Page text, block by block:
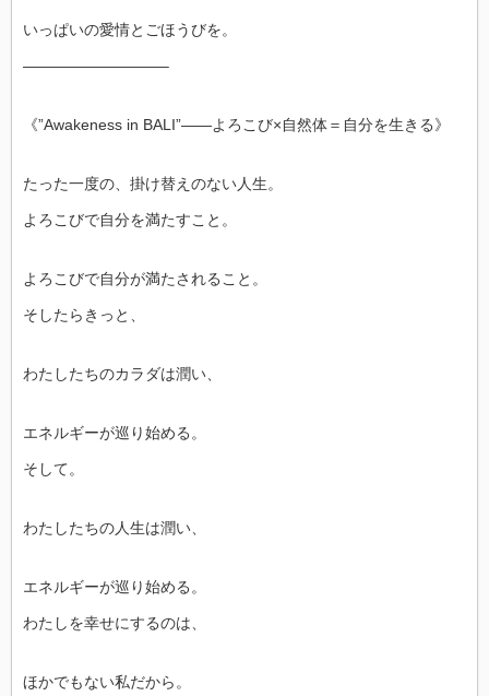
いっぱいの愛情とごほうびを。
—————————–
《”Awakeness in BALI”――よろこび×自然体＝自分を生きる》
たった一度の、掛け替えのない人生。
よろこびで自分を満たすこと。
よろこびで自分が満たされること。
そしたらきっと、
わたしたちのカラダは潤い、
エネルギーが巡り始める。
そして。
わたしたちの人生は潤い、
エネルギーが巡り始める。
わたしを幸せにするのは、
ほかでもない私だから。